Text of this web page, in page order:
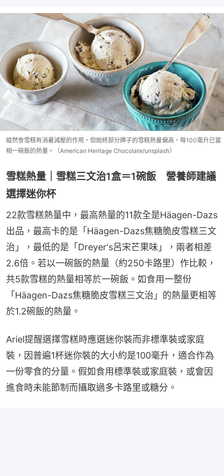
縱然食雪糕有消暑減壓的作用，但始終部分牌子的雪糕熱量偏高，每100毫升已當
相一碗飯的熱量。（American Heritage Chocolate/unsplash）
雪糕熱量｜雪糕三文治1盒＝1碗飯 營養師建議
選擇迷你杯
22款雪糕熱量中，最高熱量的11款全是Häagen-Dazs
出品，最高卡的是「Häagen-Dazs焦糖脆皮雪糕三文
治」，最低的是「Dreyer‘s呂宋芒果味」，兩者相差
2.6倍。若以一碗飯的熱量（約250卡路里）作比較，
共5款雪糕的熱量相等於一碗飯。如食用一整份
「Häagen-Dazs焦糖脆皮雪糕三文治」的熱量更相等
於1.2碗飯的熱量。
Ariel提醒選擇雪糕時應選迷你裝而非標準裝或家庭
裝，因普遍1杯迷你裝的大小約是100毫升，適合作為
一份零食的分量。假如食用標準裝或家庭裝，或會因
進食時未能節制而攝取過多卡路里或糖分。